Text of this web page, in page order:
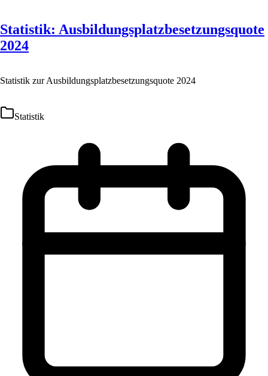
Statistik: Ausbildungsplatzbesetzungsquote
2024
Statistik zur Ausbildungsplatzbesetzungsquote 2024
Statistik